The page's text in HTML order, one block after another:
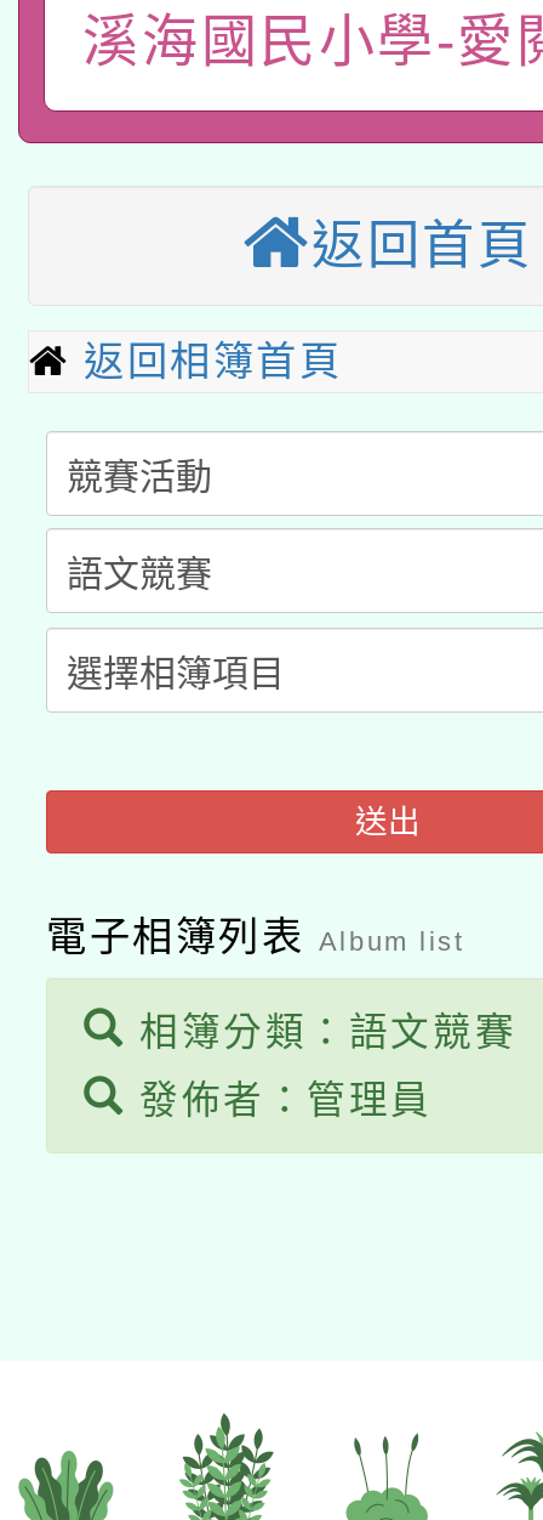
pilot」
有關大陸委員會函釋公
業技術研究院辦理「
用水績優單位及節水達
115年8月22日(星期六
桃園市孔廟祈福系列
開 智慧啟航」
2026年桃園地景藝術
本校115學年度第2次
招甄選結果公告(無人
招)
適應運動共學行動站研
本館辦理115年度閱讀
暨閱讀推動專業研習
科技賦能─人工智慧
礎課程
A3數位素養講師名單
「數位內容與教學軟體
pilot」
有關大陸委員會函釋公
薪期間赴陸應申請許可
轉知經濟部水利署委託
用水績優單位及節水達
桃園市孔廟祈福系列
2026年桃園地景藝術
溪海國民小學-愛
返回首頁
返回相簿首頁
送出
電子相簿列表 Album list
相簿分類：語文競賽
發佈者：管理員